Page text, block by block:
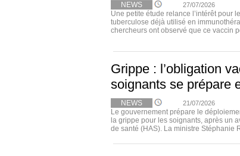
NEWS 27/07/2026
Une petite étude relance l’intérêt pour
tuberculose déjà utilisé en
chercheurs ont observé que ce vaccin
Grippe : l’obligation
soignants se prépare
NEWS 21/07/2026
Le gouvernement prépare le
la grippe pour les soignants, après un
de santé (HAS). La ministre Stéphanie